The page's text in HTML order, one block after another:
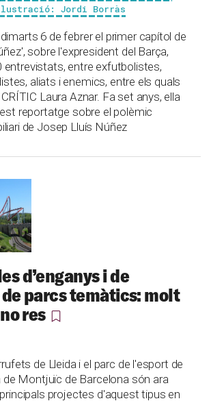
Jordi Borràs
6 de febrer el primer capítol de
sobre l'expresident del Barça,
entrevistats, entre exfutbolistes,
aliats i enemics, entre els quals
Laura Aznar. Fa set anys, ella
reportatge sobre el polèmic
de Josep Lluís Núñez
d’enganys i de
parcs temàtics: molt
res
de Lleida i el parc de l'esport de
de Montjuïc de Barcelona són ara
projectes d'aquest tipus en